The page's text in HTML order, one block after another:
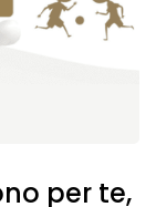
per te,